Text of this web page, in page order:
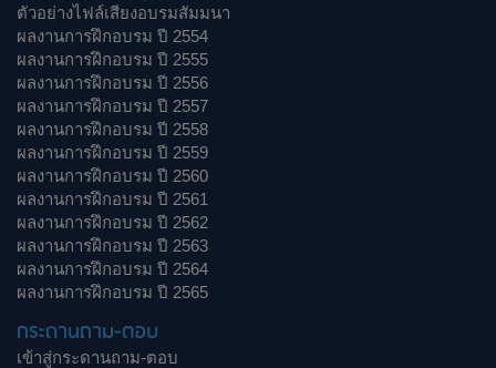
ตัวอย่างไฟล์เสียงอบรมสัมมนา
ผลงานการฝึกอบรม ปี 2554
ผลงานการฝึกอบรม ปี 2555
ผลงานการฝึกอบรม ปี 2556
ผลงานการฝึกอบรม ปี 2557
ผลงานการฝึกอบรม ปี 2558
ผลงานการฝึกอบรม ปี 2559
ผลงานการฝึกอบรม ปี 2560
ผลงานการฝึกอบรม ปี 2561
ผลงานการฝึกอบรม ปี 2562
ผลงานการฝึกอบรม ปี 2563
ผลงานการฝึกอบรม ปี 2564
ผลงานการฝึกอบรม ปี 2565
กระดานถาม-ตอบ
เข้าสู่กระดานถาม-ตอบ